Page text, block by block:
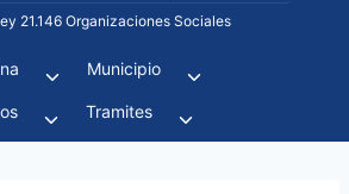
21.146 Organizaciones Sociales
Municipio
Tramites